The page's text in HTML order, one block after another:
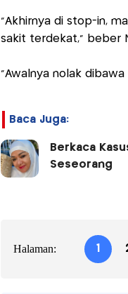
"Akhirnya di stop-in,
sakit terdekat," beber
"Awalnya nolak
Baca Juga:
Berkaca
Seseorang
Halaman: 1